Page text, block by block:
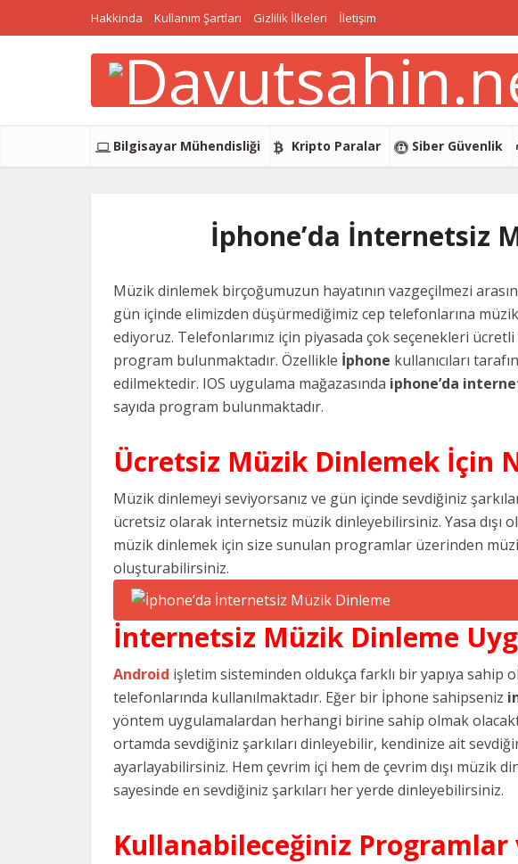
Hakkinda Kullanım Şartları Gizlilik İlkeleri İletişim
Bilgisayar Mühendisliği Kripto Paralar Siber Güvenlik
İphone’da İnternetsiz
Müzik dinlemek birçoğumuzun hayatının vazgeçilmezi
gün içinde elimizden düşürmediğimiz cep telefonlarına
ediyoruz. Telefonlarımız için piyasada çok seçenekleri
program bulunmaktadır. Özellikle İphone kullanıcıları
edilmektedir. IOS uygulama mağazasında iphone’da
sayıda program bulunmaktadır.
Ücretsiz Müzik Dinlemek İçin
Müzik dinlemeyi seviyorsanız ve gün içinde sevdiğiniz
ücretsiz olarak internetsiz müzik dinleyebilirsiniz. Yasa dışı
müzik dinlemek için size sunulan programlar üzerinden
oluşturabilirsiniz.
İnternetsiz Müzik Dinleme
Android işletim sisteminden oldukça farklı bir yapıya sahip
telefonlarında kullanılmaktadır. Eğer bir İphone sahipseniz
yöntem uygulamalardan herhangi birine sahip olmak
ortamda sevdiğiniz şarkıları dinleyebilir, kendinize ait
ayarlayabilirsiniz. Hem çevrim içi hem de çevrim dışı müzik
sayesinde en sevdiğiniz şarkıları her yerde dinleyebilirsiniz.
Kullanabileceğiniz